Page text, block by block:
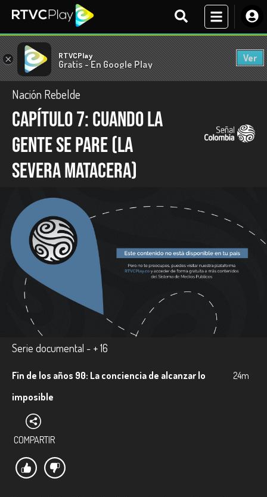
× RTVCPlay
Gratis - En Google Play
Ver
Nación Rebelde
Capítulo 7: Cuando la
gente se pare (La
Severa Matacera)
Serie documental - + 16
Fin de los años 90: La conciencia de alcanzar lo
imposible
24m
COMPARTIR